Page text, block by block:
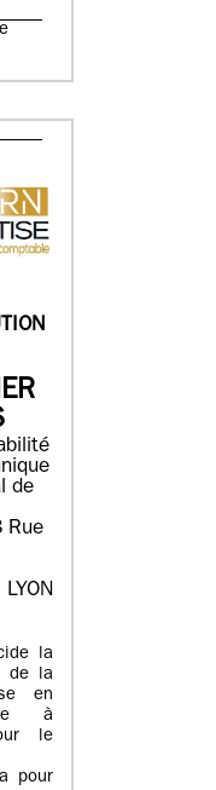
de
Rue
la
de la
en
à
le
pour